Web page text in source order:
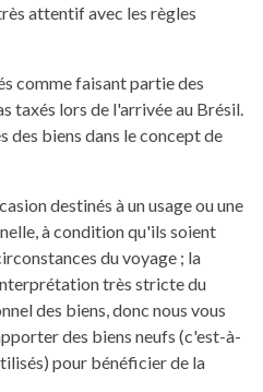
attentif avec les règles
comme faisant partie des
taxés lors de l'arrivée au Brésil.
des biens dans le concept de
destinés à un usage ou une
à condition qu'ils soient
du voyage ; la
très stricte du
des biens, donc nous vous
des biens neufs (c'est-à-
pour bénéficier de la